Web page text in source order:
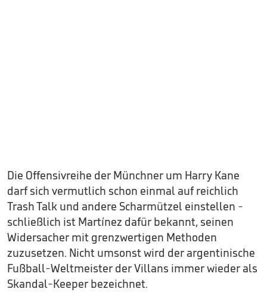
Die Offensivreihe der Münchner um Harry Kane
darf sich vermutlich schon einmal auf reichlich
Trash Talk und andere Scharmützel einstellen -
schließlich ist Martínez dafür bekannt, seinen
Widersacher mit grenzwertigen Methoden
zuzusetzen. Nicht umsonst wird der argentinische
Fußball-Weltmeister der Villans immer wieder als
Skandal-Keeper bezeichnet.